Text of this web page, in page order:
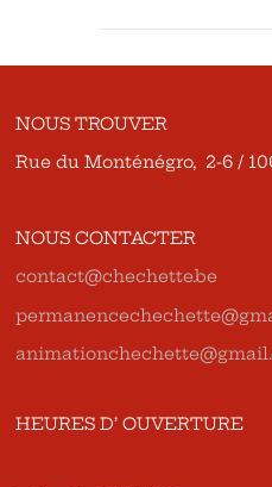
NOUS TROUVER
Rue du Monténégro, 2-6 /
NOUS CONTACTER
contact@chechette.be
HEURES D’ OUVERTURE